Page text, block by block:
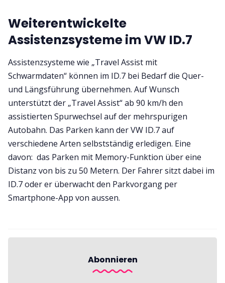
Weiterentwickelte
Assistenzsysteme im VW ID.7
Assistenzsysteme wie „Travel Assist mit
Schwarmdaten“ können im ID.7 bei Bedarf die Quer-
und Längsführung übernehmen. Auf Wunsch
unterstützt der „Travel Assist“ ab 90 km/h den
assistierten Spurwechsel auf der mehrspurigen
Autobahn. Das Parken kann der VW ID.7 auf
verschiedene Arten selbstständig erledigen. Eine
davon: das Parken mit Memory-Funktion über eine
Distanz von bis zu 50 Metern. Der Fahrer sitzt dabei im
ID.7 oder er überwacht den Parkvorgang per
Smartphone-App von aussen.
Abonnieren